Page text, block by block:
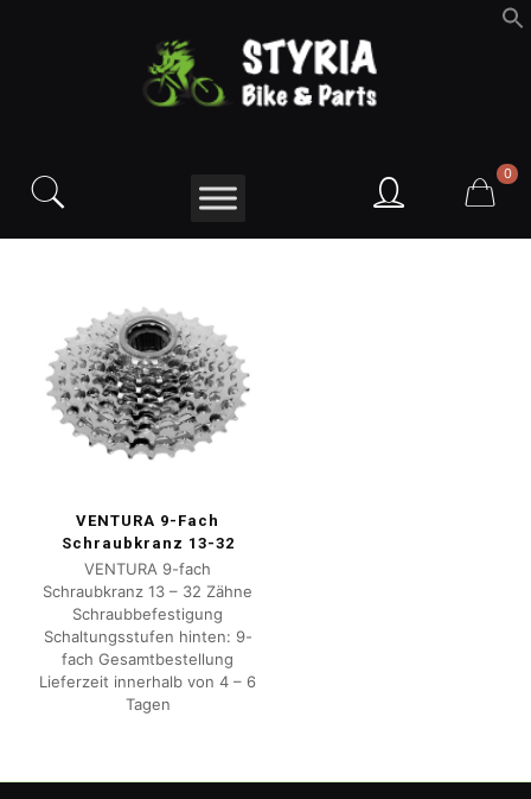
0
VENTURA 9-Fach
Schraubkranz 13-32
VENTURA 9-fach
Schraubkranz 13 – 32 Zähne
Schraubbefestigung
Schaltungsstufen hinten: 9-
fach Gesamtbestellung
Lieferzeit innerhalb von 4 – 6
Tagen